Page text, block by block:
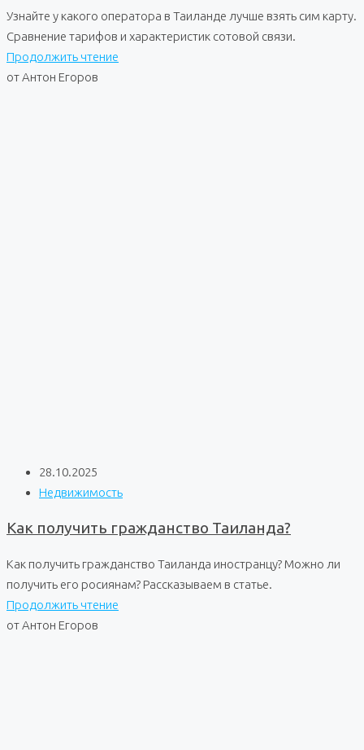
Узнайте у какого оператора в Таиланде лучше взять сим карту.
Сравнение тарифов и характеристик сотовой связи.
Продолжить чтение
от Антон Егоров
28.10.2025
Недвижимость
Как получить гражданство Таиланда?
Как получить гражданство Таиланда иностранцу? Можно ли
получить его росиянам? Рассказываем в статье.
Продолжить чтение
от Антон Егоров